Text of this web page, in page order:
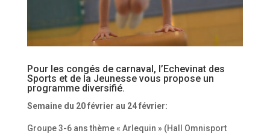
Pour les congés de carnaval, l’Echevinat des
Sports et de la Jeunesse vous propose un
programme diversifié.
Semaine du 20 février au 24 février:
Groupe 3-6 ans thème « Arlequin » (Hall Omnisport